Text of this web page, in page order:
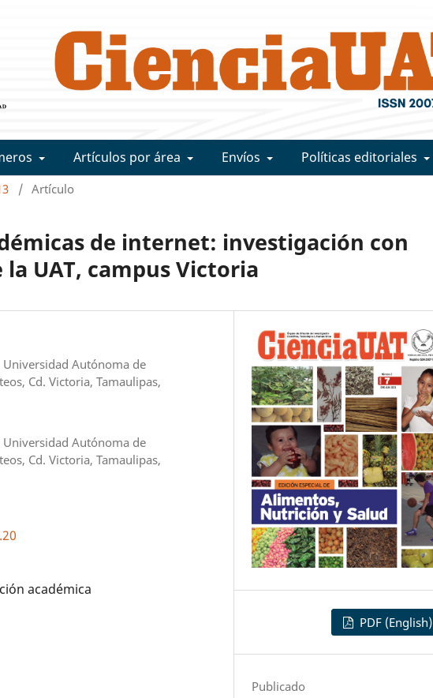
Artículos por área Envíos Políticas editoriales
/ Artículo
de internet: investigación con
UAT, campus Victoria
Universidad Autónoma de
Cd. Victoria, Tamaulipas,
Universidad Autónoma de
Cd. Victoria, Tamaulipas,
académica
PDF (English)
Publicado